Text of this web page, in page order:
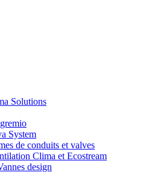
Solutions
System
de conduits et valves
Clima et Ecostream
design